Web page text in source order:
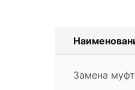
Замена